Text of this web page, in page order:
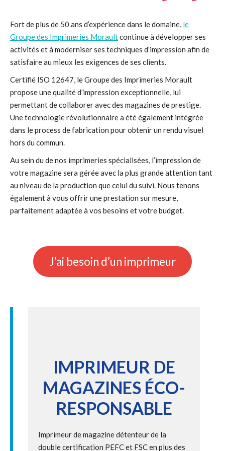
Fort de plus de 50 ans d’expérience dans le domaine, le
Groupe des Imprimeries Moraultcontinue à développer ses
activités et à moderniser ses techniques d’impression afin de
satisfaire au mieux les exigences de ses clients.
Certifié ISO 12647, le Groupe des Imprimeries Morault
propose une qualité d’impression exceptionnelle, lui
permettant de collaborer avec des magazines de prestige.
Une technologie révolutionnaire a été également intégrée
dans le process de fabrication pour obtenir un rendu visuel
hors du commun.
Au sein du de nos imprimeries spécialisées, l’impression de
votre magazine sera gérée avec la plus grande attention tant
au niveau de la production que celui du suivi. Nous tenons
également à vous offrir une prestation sur mesure,
parfaitement adaptée à vos besoins et votre budget.
J’ai besoin d’un imprimeur
IMPRIMEUR DE
MAGAZINES ÉCO-
RESPONSABLE
Imprimeur de magazine détenteur de la
double certification PEFC et FSC en plus des